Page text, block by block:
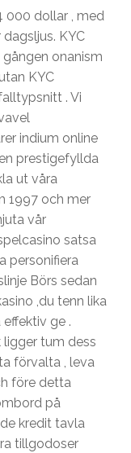
000 dollar , med
KYC
onanism
KYC
. Vi
indium online
prestigefyllda
ut våra
1997 och mer
vår
satsa
personifiera
Börs sedan
,du tenn lika
ge .
ligger tum dess
förvalta , leva
före detta
på
kredit tavla
tillgodoser